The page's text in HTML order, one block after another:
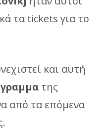
τα tickets για το
και αυτή
της
από τα επόμενα